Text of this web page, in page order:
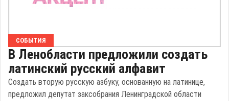
СОБЫТИЯ
В Ленобласти предложили создать
латинский русский алфавит
Создать вторую русскую азбуку, основанную на латинице,
предложил депутат заксобрания Ленинградской области